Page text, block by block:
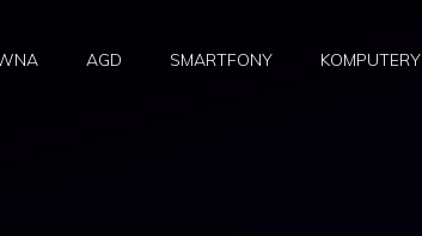
AGD SMARTFONY KOMPUTERY